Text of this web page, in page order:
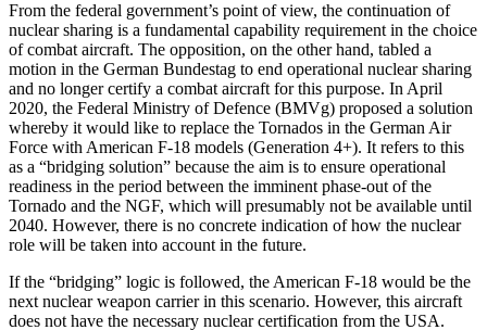
From the federal government’s point of view, the continuation of
nuclear sharing is a fundamental capability requirement in the choice
of combat aircraft. The opposi­tion, on the other hand, tabled a
motion in the German Bundestag to end operational nuclear sharing
and no longer certify a com­bat aircraft for this purpose. In April
2020, the Federal Ministry of Defence (BMVg) pro­posed a solution
whereby it would like to replace the Tornados in the German Air
Force with American F‑18 models (Genera­tion 4+). It refers to this
as a “bridging solu­tion” because the aim is to ensure opera­tional
readiness in the period between the imminent phase-out of the
Tornado and the NGF, which will presumably not be avail­able until
2040. However, there is no con­crete indication of how the nuclear
role will be taken into account in the future.
If the “bridging” logic is followed, the American F-18 would be the
next nuclear weapon carrier in this scenario. However, this aircraft
does not have the necessary nuclear certification from the USA.